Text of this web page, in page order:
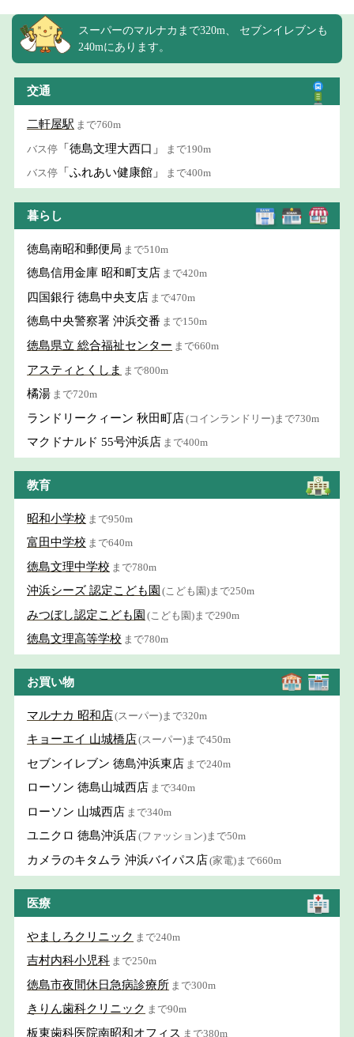
スーパーのマルナカまで320m、 セブンイレブンも
240mにあります。
交通
二軒屋駅 まで760m
バス停 「徳島文理大西口」 まで190m
バス停 「ふれあい健康館」 まで400m
暮らし
徳島南昭和郵便局 まで510m
徳島信用金庫 昭和町支店 まで420m
四国銀行 徳島中央支店 まで470m
徳島中央警察署 沖浜交番 まで150m
徳島県立 総合福祉センター まで660m
アスティとくしま まで800m
橘湯 まで720m
ランドリークィーン 秋田町店(コインランドリー)まで730m
マクドナルド 55号沖浜店 まで400m
教育
昭和小学校 まで950m
富田中学校 まで640m
徳島文理中学校 まで780m
沖浜シーズ 認定こども園 (こども園)まで250m
みつぼし認定こども園 (こども園)まで290m
徳島文理高等学校 まで780m
お買い物
マルナカ 昭和店(スーパー)まで320m
キョーエイ 山城橋店(スーパー)まで450m
セブンイレブン 徳島沖浜東店 まで240m
ローソン 徳島山城西店 まで340m
ローソン 山城西店 まで340m
ユニクロ 徳島沖浜店(ファッション)まで50m
カメラのキタムラ 沖浜バイパス店(家電)まで660m
医療
やましろクリニック まで240m
吉村内科小児科 まで250m
徳島市夜間休日急病診療所 まで300m
きりん歯科クリニック まで90m
板東歯科医院南昭和オフィス まで380m